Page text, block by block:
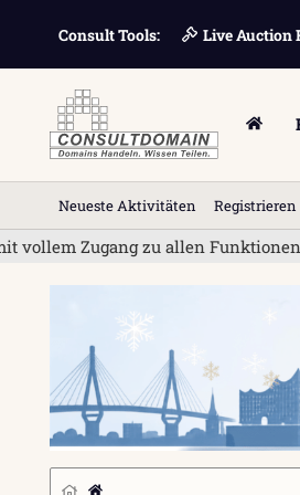
Consult Tools: Live Auction
Neueste Aktivitäten Registrieren
Zugang zu allen Funktionen;